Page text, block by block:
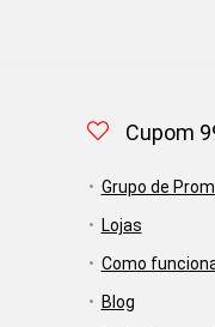
Cupom
Grupo de
Lojas
Como
Blog